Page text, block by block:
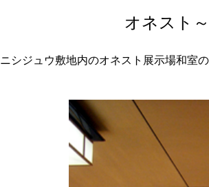
オネスト
ニシジュウ敷地内のオネスト展示場和室